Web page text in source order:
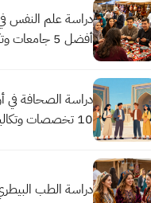
دراسة علم النفس
أفضل 5 جامعات وتكاليف الدراسة
دراسة الصحافة في
10 تخصصات وتكاليفها
دراسة الطب